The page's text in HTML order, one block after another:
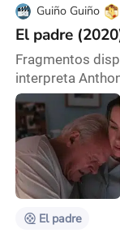
Guiño Guiño
El padre
Fragmentos
interpreta
actor) aparece
a su alrededor.
de ese
que asoman
acciones de los
desvaríos del
El padre